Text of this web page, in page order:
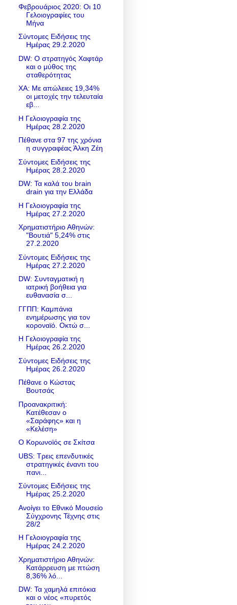
Φεβρουάριος 2020: Οι 10
Γελοιογραφίες του
Μήνα
Σύντομες Ειδήσεις της
Ημέρας 29.2.2020
DW: Ο στρατηγός Χαφτάρ
και ο μύθος της
σταθερότητας
ΧΑ: Με απώλειες 19,34%
οι μετοχές την τελευταία
εβ...
Η Γελοιογραφία της
Ημέρας 28.2.2020
Πέθανε στα 97 της χρόνια
η συγγραφέας Άλκη Ζέη
Σύντομες Ειδήσεις της
Ημέρας 28.2.2020
DW: Τα καλά του brain
drain για την Ελλάδα
Η Γελοιογραφία της
Ημέρας 27.2.2020
Χρηματιστήριο Αθηνών:
"Βουτιά" 5,24% στις
27.2.2020
Σύντομες Ειδήσεις της
Ημέρας 27.2.2020
DW: Συνταγματική η
ιατρική βοήθεια για
ευθανασία σ...
ΓΓΠΠ: Καμπάνια
ενημέρωσης για τον
κοροναϊό. Οκτώ σ...
Η Γελοιογραφία της
Ημέρας 26.2.2020
Σύντομες Ειδήσεις της
Ημέρας 26.2.2020
Πέθανε ο Κώστας
Βουτσάς
Προανακριτική:
Κατέθεσαν ο
«Σαράφης» και η
«Κελέση»
Ο Κορωνοϊός σε Σκίτσα
UBS: Τρεις επενδυτικές
στρατηγικές έναντι του
πανι...
Σύντομες Ειδήσεις της
Ημέρας 25.2.2020
Ανοίγει το Εθνικό Μουσείο
Σύγχρονης Τέχνης στις
28/2
Η Γελοιογραφία της
Ημέρας 24.2.2020
Χρηματιστήριο Αθηνών:
Κατάρρευση με πτώση
8,36% λό...
DW: Τα χαμηλά επιτόκια
και ο νέος «πυρετός